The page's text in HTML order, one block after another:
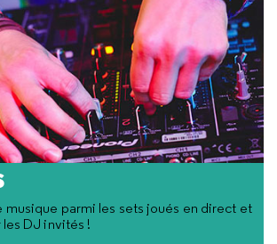
musique parmi les sets joués en direct et
DJ invités !